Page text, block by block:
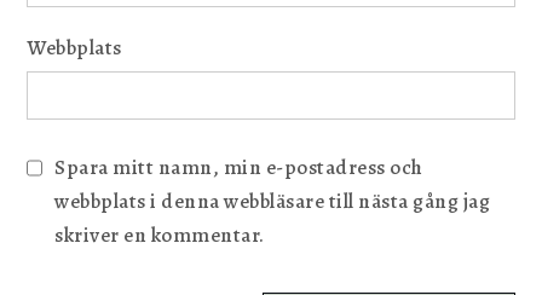
Webbplats
Spara mitt namn, min e-postadress och
webbplats i denna webbläsare till nästa gång jag
skriver en kommentar.